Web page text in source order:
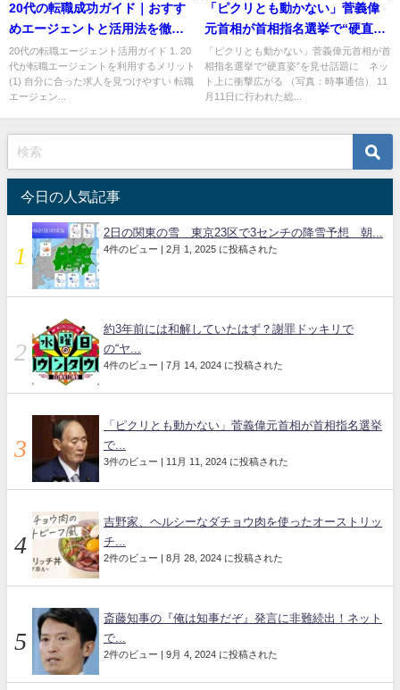
20代の転職成功ガイド｜おすす
めエージェントと活用法を徹底
解説
20代の転職エージェント活用ガイド 1. 20
代が転職エージェントを利用するメリット
(1) 自分に合った求人を見つけやすい 転職
エージェン...
「ピクリとも動かない」菅義偉
元首相が首相指名選挙で“硬直
姿”を見せ話題に ネット上に衝
撃広がる
「ピクリとも動かない」菅義偉元首相が首
相指名選挙で“硬直姿”を見せ話題に ネッ
ト上に衝撃広がる （写真：時事通信） 11
月11日に行われた総...
今日の人気記事
2日の関東の雪 東京23区で3センチの降雪予想 朝...
4件のビュー | 2月 1, 2025 に投稿された
約3年前には和解していたはず？謝罪ドッキリで
の“ヤ...
4件のビュー | 7月 14, 2024 に投稿された
「ピクリとも動かない」菅義偉元首相が首相指名選挙
で...
3件のビュー | 11月 11, 2024 に投稿された
吉野家、ヘルシーなダチョウ肉を使ったオーストリッ
チ...
2件のビュー | 8月 28, 2024 に投稿された
斎藤知事の『俺は知事だぞ』発言に非難続出！ネット
で...
2件のビュー | 9月 4, 2024 に投稿された